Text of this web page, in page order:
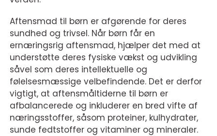
Aftensmad til børn er afgørende for deres
sundhed og trivsel. Når børn får en
ernæringsrig aftensmad, hjælper det med at
understøtte deres fysiske vækst og udvikling
såvel som deres intellektuelle og
følelsesmæssige velbefindende. Det er derfor
vigtigt, at aftensmåltiderne til børn er
afbalancerede og inkluderer en bred vifte af
næringsstoffer, såsom proteiner, kulhydrater,
sunde fedtstoffer og vitaminer og mineraler.